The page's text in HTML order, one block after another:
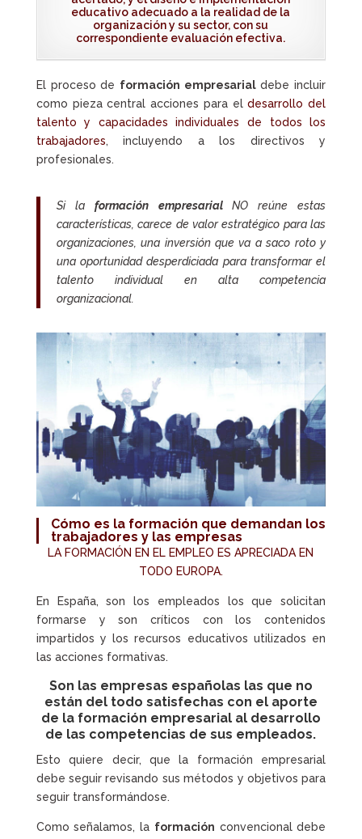
educativo adecuado a la realidad de la
organización y su sector, con su
correspondiente evaluación efectiva.
El proceso de formación empresarialdebe incluir
como pieza central acciones para eldesarrollo del
talento y capacidades individuales de todos los
trabajadores, incluyendo a los directivos y
profesionales.
Si laformación empresarialNO reúne estas
características, carece de valor estratégico para las
organizaciones, una inversión que va a saco roto y
una oportunidad desperdiciada para transformar el
talento individual en alta competencia
organizacional.
Cómo es la formación que demandan los
trabajadores y las empresas
LA FORMACIÓN EN EL EMPLEO ES APRECIADA EN
TODO EUROPA.
En España, son los empleados los que solicitan
formarse y son críticos con los contenidos
impartidos y los recursos educativos utilizados en
las acciones formativas.
Son las empresas españolas las que no
están del todo satisfechas con el aporte
de la formación empresarial al desarrollo
de las competencias de sus empleados.
Esto quiere decir, que la formación empresarial
debe seguir revisando sus métodos y objetivos para
seguir transformándose.
Como señalamos, la formación convencional debe